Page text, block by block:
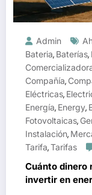
Admin
Bateria, Baterías,
Compañía,
Eléctricas,
Energía, Energy,
Fotovoltaicas,
Instalación,
Tarifa,Tarifas
Cuánto dinero
invertir en